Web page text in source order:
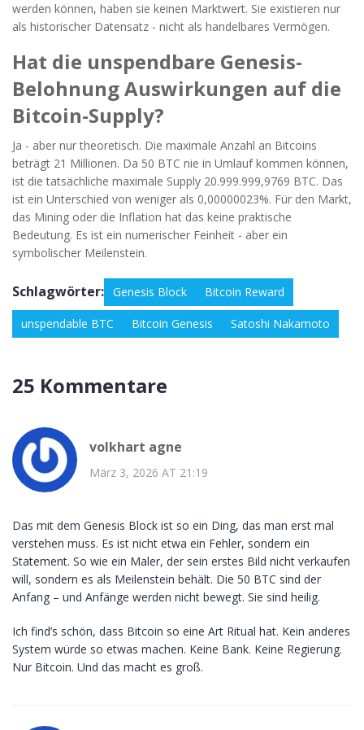
werden können, haben sie keinen Marktwert. Sie existieren nur
als historischer Datensatz - nicht als handelbares Vermögen.
Hat die unspendbare Genesis-
Belohnung Auswirkungen auf die
Bitcoin-Supply?
Ja - aber nur theoretisch. Die maximale Anzahl an Bitcoins
beträgt 21 Millionen. Da 50 BTC nie in Umlauf kommen können,
ist die tatsächliche maximale Supply 20.999.999,9769 BTC. Das
ist ein Unterschied von weniger als 0,00000023%. Für den Markt,
das Mining oder die Inflation hat das keine praktische
Bedeutung. Es ist ein numerischer Feinheit - aber ein
symbolischer Meilenstein.
Schlagwörter: Genesis Block Bitcoin Reward
unspendable BTC Bitcoin Genesis Satoshi Nakamoto
25 Kommentare
volkhart agne
März 3, 2026 AT 21:19
Das mit dem Genesis Block ist so ein Ding, das man erst mal
verstehen muss. Es ist nicht etwa ein Fehler, sondern ein
Statement. So wie ein Maler, der sein erstes Bild nicht verkaufen
will, sondern es als Meilenstein behält. Die 50 BTC sind der
Anfang – und Anfänge werden nicht bewegt. Sie sind heilig.
Ich find’s schön, dass Bitcoin so eine Art Ritual hat. Kein anderes
System würde so etwas machen. Keine Bank. Keine Regierung.
Nur Bitcoin. Und das macht es groß.